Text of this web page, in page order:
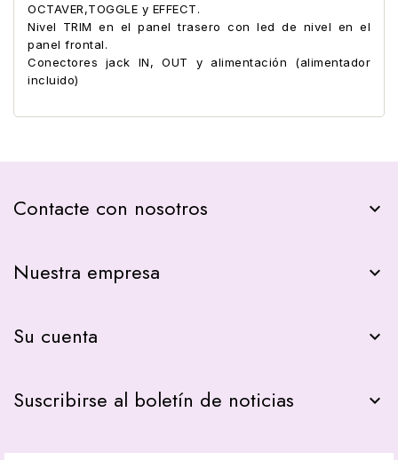
OCTAVER,TOGGLE y EFFECT.
Nivel TRIM en el panel trasero con led de nivel en el
panel frontal.
Conectores jack IN, OUT y alimentación (alimentador
incluido)
Contacte con nosotros keyboard_arrow_down
Nuestra empresa 
Su cuenta 
Suscribirse al boletín de noticias 